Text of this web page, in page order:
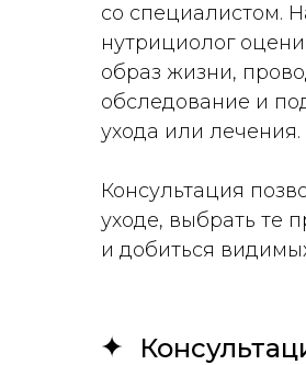
со специалистом.
нутрициолог
образ жизни,
обследование и
ухода или лечения.
Консультация
уходе, выбрать те
и добиться